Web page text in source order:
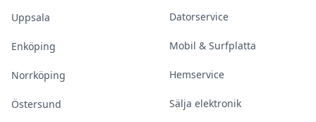
Uppsala
Enköping
Norrköping
Östersund
Datorservice
Mobil & Surfplatta
Hemservice
Sälja elektronik